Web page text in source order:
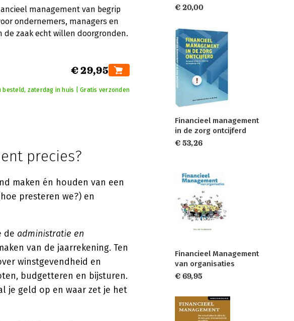
management van begrip
ondernemers, managers en
zaak echt willen doorgronden.
€ 29,95
besteld, zaterdag in huis | Gratis verzonden
precies?
maken én houden van een
presteren we?) en
de administratie en
van de jaarrekening. Ten
winstgevendheid en
budgetteren en bijsturen.
je geld op en waar zet je het
€ 20,00
Financieel management
in de zorg ontcijferd
€ 53,26
Financieel Management
van organisaties
€ 69,95